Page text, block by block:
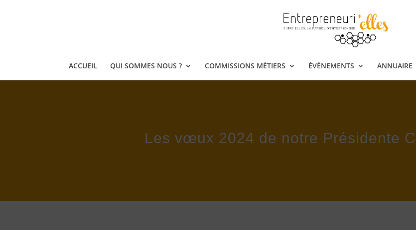
ACCUEIL QUI SOMMES NOUS ? COMMISSIONS MÉTIERS ÉVÉNEMENTS ANNUAIRE
Les vœux 2024 de notre Présidente